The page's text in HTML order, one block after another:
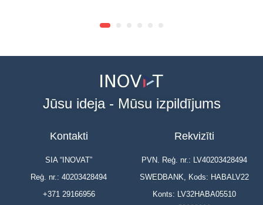
Jūsu ideja - Mūsu izpildījums
Kontakti
SIA “INOVAT”
Reģ. nr.: 40203428494
+371 29166956
Rekvizīti
PVN. Reģ. nr.: LV40203428494
SWEDBANK, Kods: HABALV22
Konts: LV32HABA05510